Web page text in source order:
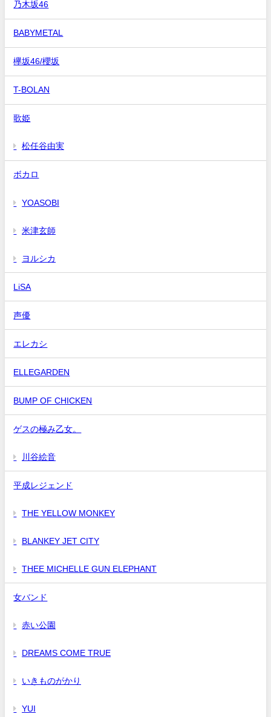
乃木坂46
BABYMETAL
欅坂46/櫻坂
T-BOLAN
歌姫
松任谷由実
ボカロ
YOASOBI
米津玄師
ヨルシカ
LiSA
声優
エレカシ
ELLEGARDEN
BUMP OF CHICKEN
ゲスの極み乙女。
川谷絵音
平成レジェンド
THE YELLOW MONKEY
BLANKEY JET CITY
THEE MICHELLE GUN ELEPHANT
女バンド
赤い公園
DREAMS COME TRUE
いきものがかり
YUI